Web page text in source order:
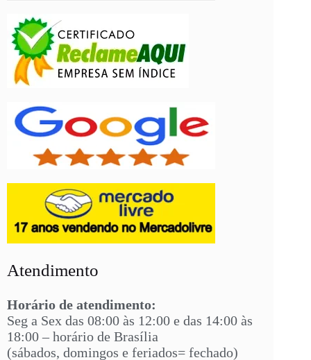
Atendimento
Horário de atendimento:
Seg a Sex das 08:00 às 12:00 e das 14:00 às
18:00 – horário de Brasília
(sábados, domingos e feriados= fechado)